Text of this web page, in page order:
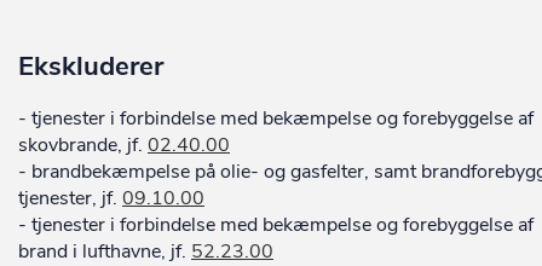
Ekskluderer
- tjenester i forbindelse med bekæmpelse og forebyggelse af
skovbrande, jf. 02.40.00
- brandbekæmpelse på olie- og gasfelter, samt
tjenester, jf. 09.10.00
- tjenester i forbindelse med bekæmpelse og forebyggelse af
brand i lufthavne, jf. 52.23.00